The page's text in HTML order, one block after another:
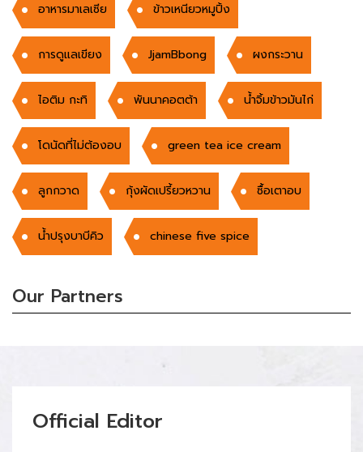
อาหารมาเลเซีย ข้าวเหนียวหมูปิ้ง
การดูแลเขียง JjamBbong ผงกระวาน
ไอติม กะทิ พันนาคอตต้า น้ำจิ้มข้าวมันไก่
โดนัดที่ไม่ต้องอบ green tea ice cream
ลูกกวาด กุ้งผัดเปรี้ยวหวาน ซื้อเตาอบ
น้ำปรุงบาบีคิว chinese five spice
Our Partners
Official Editor